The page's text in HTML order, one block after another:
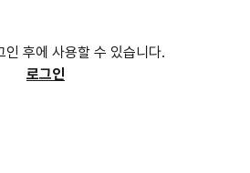
인 후에 사용할 수 있습니다.
로그인